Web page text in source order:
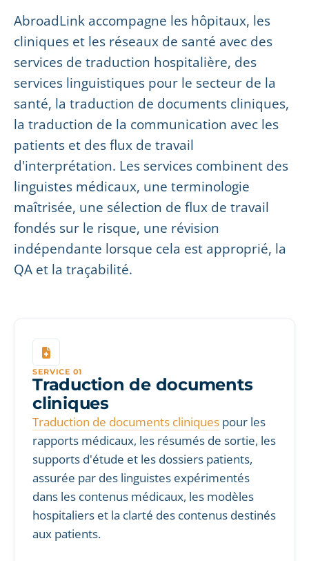
AbroadLink accompagne les hôpitaux, les
cliniques et les réseaux de santé avec des
services de traduction hospitalière, des
services linguistiques pour le secteur de la
santé, la traduction de documents cliniques,
la traduction de la communication avec les
patients et des flux de travail
d'interprétation. Les services combinent des
linguistes médicaux, une terminologie
maîtrisée, une sélection de flux de travail
fondés sur le risque, une révision
indépendante lorsque cela est approprié, la
QA et la traçabilité.
SERVICE 01
Traduction de documents
cliniques
Traduction de documents cliniques pour les
rapports médicaux, les résumés de sortie, les
supports d'étude et les dossiers patients,
assurée par des linguistes expérimentés
dans les contenus médicaux, les modèles
hospitaliers et la clarté des contenus destinés
aux patients.